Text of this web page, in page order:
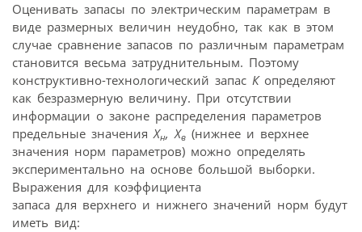
Оценивать запасы по электрическим параметрам в
виде размерных величин неудобно, так как в этом
случае сравнение запасов по различным параметрам
становится весьма затруднительным. Поэтому
конструктивно-технологический запас К определяют
как безразмерную величину. При отсутствии
информации о законе распределения параметров
предельные значенияХн, Хв (нижнее и верхнее
значения норм параметров) можно определять
экспериментально на основе большой выборки.
Выражения для коэффициента
запаса для верхнего и нижнего значений норм будут
иметь вид: